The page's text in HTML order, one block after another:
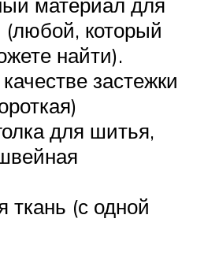
(любой, который
найти).
застежки
для шитья,
ткань (с одной